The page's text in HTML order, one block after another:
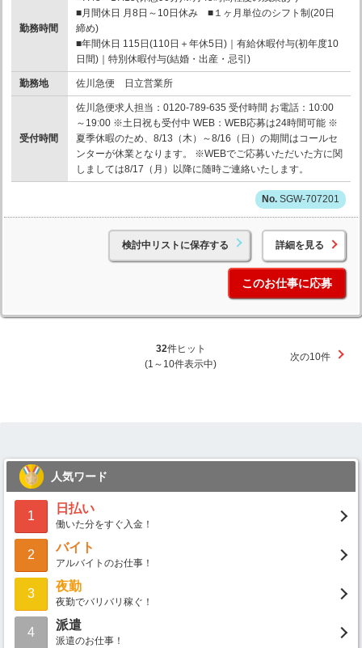
勤務時間
■月間休日 月8日～10日休み ■１ヶ月単位のシフト制(20日
締め)
■年間休日 115日(110日＋年休5日)｜有給休暇付与(初年度10
日間)｜特別休暇付与(結婚・出産・忌引)
勤務地 佐川急便 日立営業所
受付時間
佐川急便求人担当：0120-789-635 受付時間 お電話：10:00
～19:00 ※土日祝も受付中 WEB：WEB応募は24時間可能 ※
夏季休暇のため、8/13（木）～8/16（日）の期間はコールセ
ンターが休業となります。 ※WEBでご応募いただいた方に関
しましては8/17（月）以降に随時ご連絡いたします。
SGW-707201
検討中リストに保存する 詳細を見る
このお仕事に応募
32件ヒット
(1～10件表示中)
次の10件
人気ワード
1
日払い
働いた分をすぐ入金！
2
バイト
アルバイトのお仕事！
3
夜勤
夜勤でバリバリ稼ぐ！
4
派遣
派遣のお仕事！